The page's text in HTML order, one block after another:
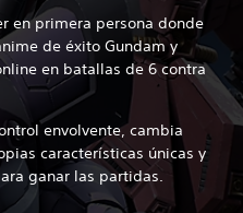
en primera persona donde
de éxito Gundam y
en batallas de 6 contra
envolvente, cambia
características únicas y
ganar las partidas.